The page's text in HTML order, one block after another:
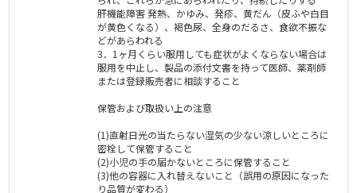
肝機能障害 発熱、かゆみ、発疹、黄だん（皮ふや白目
が黄色くなる）、褐色尿、全身のだるさ、食欲不振な
どがあらわれる
3．1ヶ月くらい服用しても症状がよくならない場合は
服用を中止し、製品の添付文書を持って医師、薬剤師
または登録販売者に相談すること
保管および取扱い上の注意
(1)直射日光の当たらない湿気の少ない涼しいところに
密栓して保管すること
(2)小児の手の届かないところに保管すること
(3)他の容器に入れ替えないこと（誤用の原因になった
り品質が変わる）